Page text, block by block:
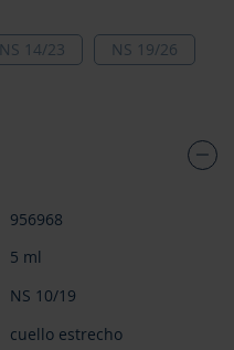
NS 14/23
NS 19/26
956968
5 ml
NS 10/19
cuello estrecho